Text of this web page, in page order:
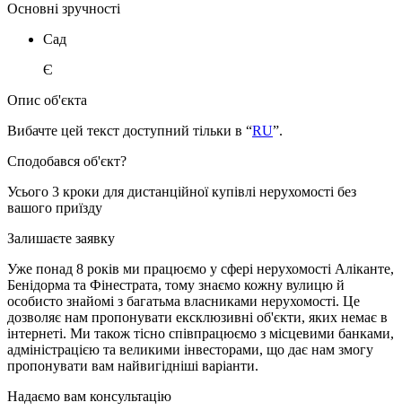
Основні зручності
Сад
Є
Опис об'єкта
Вибачте цей текст доступний тільки в “RU”.
Сподобався об'єкт?
Усього 3 кроки для дистанційної купівлі нерухомості без
вашого приїзду
Залишаєте заявку
Уже понад 8 років ми працюємо у сфері нерухомості Аліканте,
Бенідорма та Фінестрата, тому знаємо кожну вулицю й
особисто знайомі з багатьма власниками нерухомості. Це
дозволяє нам пропонувати ексклюзивні об'єкти, яких немає в
інтернеті. Ми також тісно співпрацюємо з місцевими банками,
адміністрацією та великими інвесторами, що дає нам змогу
пропонувати вам найвигідніші варіанти.
Надаємо вам консультацію